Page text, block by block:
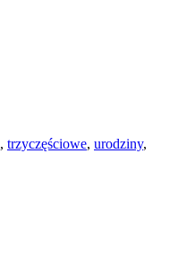
, trzyczęściowe, urodziny,